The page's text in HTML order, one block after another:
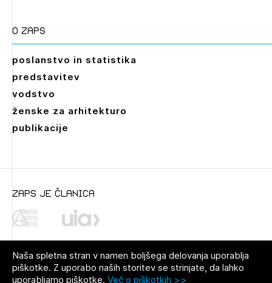
O zaps
poslanstvo in statistika
predstavitev
vodstvo
ženske za arhitekturo
publikacije
zaps je članica
Naša spletna stran v namen boljšega delovanja uporablja
piškotke. Z uporabo naših storitev se strinjate, da lahko
uporabljamo piškotke. Več o piškotkih >>